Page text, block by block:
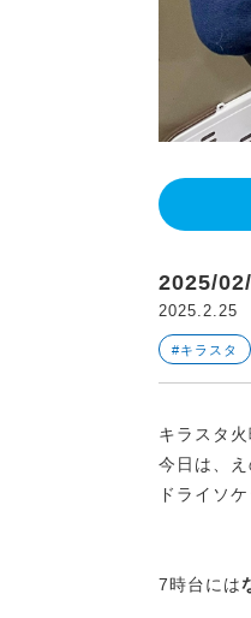
2025/
2025.2.25
#キラスタ
キラスタ
今日は、
ドライソ
7時台には